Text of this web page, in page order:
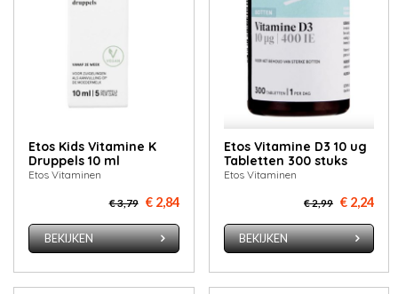
Etos Kids Vitamine K
Druppels 10 ml
Etos Vitaminen
€ 3,79 € 2,84
BEKIJKEN
Etos Vitamine D3 10 ug
Tabletten 300 stuks
Etos Vitaminen
€ 2,99 € 2,24
BEKIJKEN